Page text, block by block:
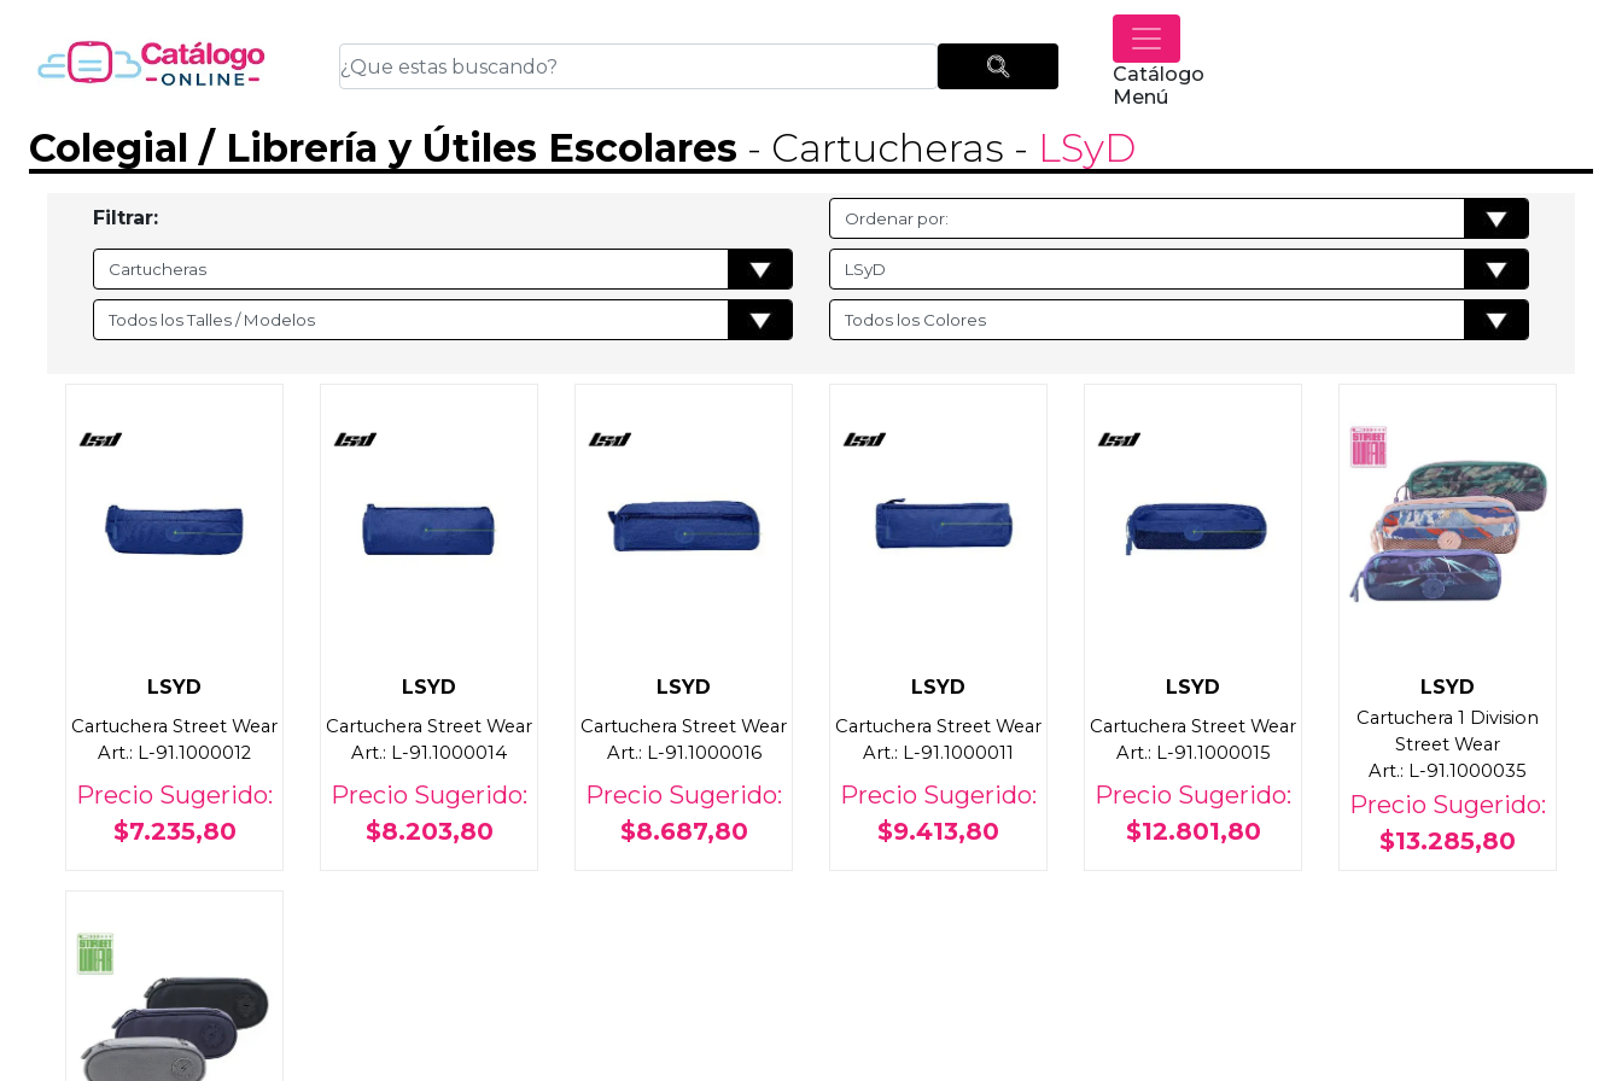
Catálogo
Menú
Colegial / Librería y Útiles Escolares - Cartucheras - LSyD
Filtrar:
LSYD
Cartuchera Street Wear
Art.: L-91.1000012
Precio Sugerido:
$7.235,80
LSYD
Cartuchera Street Wear
Art.: L-91.1000014
Precio Sugerido:
$8.203,80
LSYD
Cartuchera Street Wear
Art.: L-91.1000016
Precio Sugerido:
$8.687,80
LSYD
Cartuchera Street Wear
Art.: L-91.1000011
Precio Sugerido:
$9.413,80
LSYD
Cartuchera Street Wear
Art.: L-91.1000015
Precio Sugerido:
$12.801,80
LSYD
Cartuchera 1 Division
Street Wear
Art.: L-91.1000035
Precio Sugerido:
$13.285,80